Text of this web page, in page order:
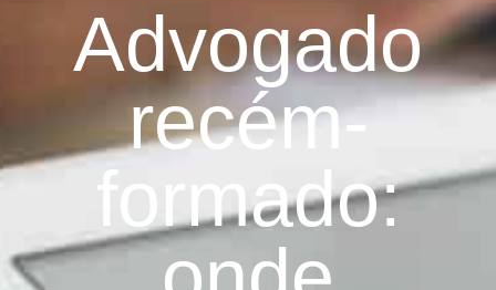
Advogado
recém-
formado: